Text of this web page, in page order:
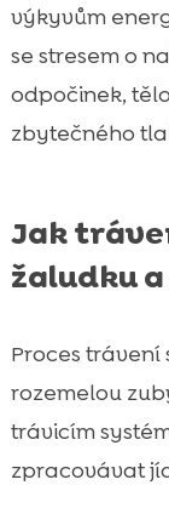
výkyvům
se stresem o
odpočinek,
zbytečného
Jak
žaludku
Proces trávení
rozemelou
trávicím
zpracovávat